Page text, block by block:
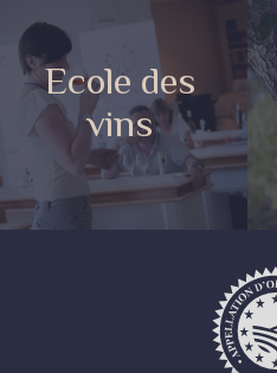
Ecole des
vins